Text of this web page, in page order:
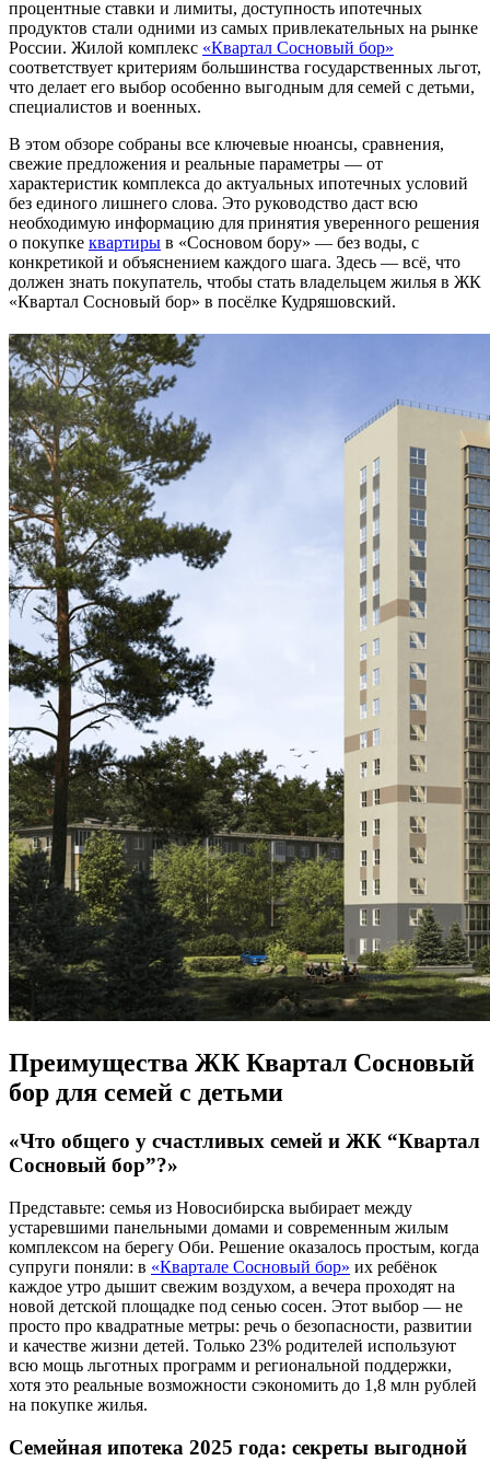
процентные ставки и лимиты, доступность ипотечных
продуктов стали одними из самых привлекательных на рынке
России. Жилой комплекс «Квартал Сосновый бор»
соответствует критериям большинства государственных льгот,
что делает его выбор особенно выгодным для семей с детьми,
специалистов и военных.
В этом обзоре собраны все ключевые нюансы, сравнения,
свежие предложения и реальные параметры — от
характеристик комплекса до актуальных ипотечных условий
без единого лишнего слова. Это руководство даст всю
необходимую информацию для принятия уверенного решения
о покупке квартиры в «Сосновом бору» — без воды, с
конкретикой и объяснением каждого шага. Здесь — всё, что
должен знать покупатель, чтобы стать владельцем жилья в ЖК
«Квартал Сосновый бор» в посёлке Кудряшовский.
Преимущества ЖК Квартал Сосновый
бор для семей с детьми
«Что общего у счастливых семей и ЖК “Квартал
Сосновый бор”?»
Представьте: семья из Новосибирска выбирает между
устаревшими панельными домами и современным жилым
комплексом на берегу Оби. Решение оказалось простым, когда
супруги поняли: в «Квартале Сосновый бор» их ребёнок
каждое утро дышит свежим воздухом, а вечера проходят на
новой детской площадке под сенью сосен. Этот выбор — не
просто про квадратные метры: речь о безопасности, развитии
и качестве жизни детей. Только 23% родителей используют
всю мощь льготных программ и региональной поддержки,
хотя это реальные возможности сэкономить до 1,8 млн рублей
на покупке жилья.
Семейная ипотека 2025 года: секреты выгодной